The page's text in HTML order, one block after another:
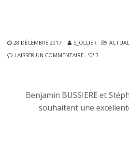
28 DÉCEMBRE 2017 S_OLLIER
LAISSER UN COMMENTAIRE
3
Benjamin BUSSIERE et
souhaitent une